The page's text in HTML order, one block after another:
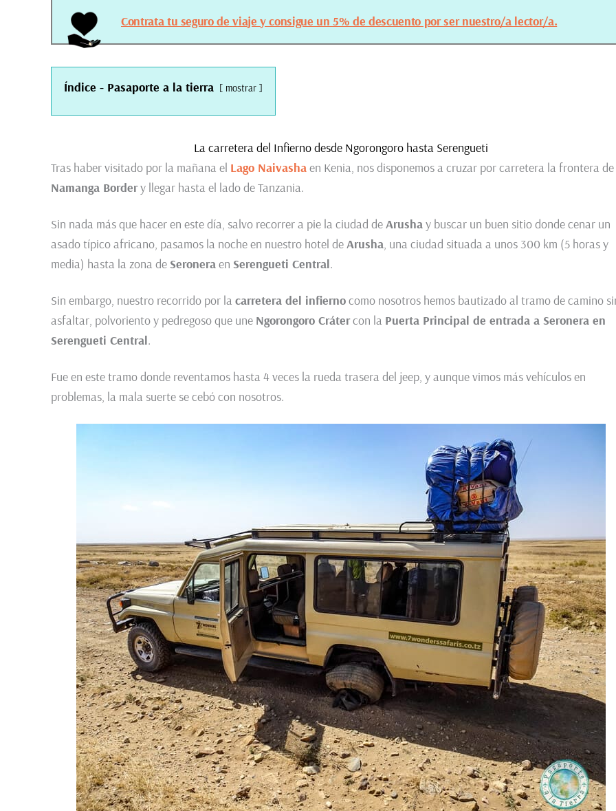
Contrata tu seguro de viaje y consigue un 5% de descuento por ser nuestro/a lector/a.
Índice - Pasaporte a la tierra mostrar
La carretera del Infierno desde Ngorongoro hasta Serengueti
Tras haber visitado por la mañana el Lago Naivashaen Kenia, nos disponemos a cruzar por carretera la frontera de
Namanga Bordery llegar hasta el lado de Tanzania.
Sin nada más que hacer en este día, salvo recorrer a pie la ciudad deArushay buscar un buen sitio donde cenar un
asado típico africano, pasamos la noche en nuestro hotel deArusha, una ciudad situada a unos 300 km (5 horas y
media) hasta la zona deSeroneraen Serengueti Central.
Sin embargo, nuestro recorrido por la carretera del infiernocomo nosotros hemos bautizado al tramo de camino
asfaltar, polvoriento y pedregoso que une Ngorongoro Crátercon la Puerta Principal de entrada a Seronera en
Serengueti Central.
Fue en este tramo donde reventamos hasta 4 veces la rueda trasera del jeep, y aunque vimos más vehículos en
problemas, la mala suerte se cebó con nosotros.